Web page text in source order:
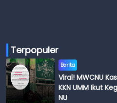
Terpopuler
Berita
Viral! MWCNU
KKN UMM Ikut
NU